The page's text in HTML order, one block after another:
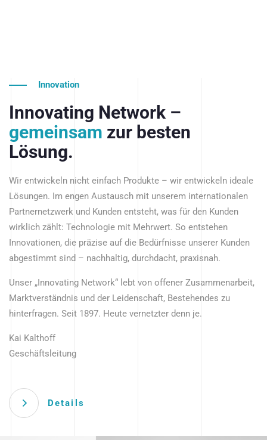
Innovation
Innovating Network –
gemeinsam zur besten
Lösung.
Wir entwickeln nicht einfach Produkte – wir entwickeln ideale
Lösungen. Im engen Austausch mit unserem internationalen
Partnernetzwerk und Kunden entsteht, was für den Kunden
wirklich zählt: Technologie mit Mehrwert. So entstehen
Innovationen, die präzise auf die Bedürfnisse unserer Kunden
abgestimmt sind – nachhaltig, durchdacht, praxisnah.
Unser „Innovating Network“ lebt von offener Zusammenarbeit,
Marktverständnis und der Leidenschaft, Bestehendes zu
hinterfragen. Seit 1897. Heute vernetzter denn je.
Kai Kalthoff
Geschäftsleitung
Details